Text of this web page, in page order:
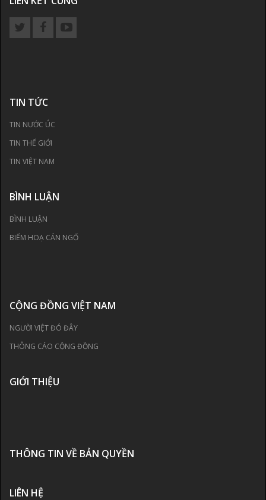
TIN TỨC
TIN NƯỚC ÚC
TIN THẾ GIỚI
TIN VIỆT NAM
BÌNH LUẬN
BÌNH LUẬN
BIẾM HOẠ CÁN NGỐ
CỘNG ĐỒNG VIỆT NAM
NGƯỜI VIỆT ĐÓ ĐÂY
THÔNG CÁO CỘNG ĐỒNG
GIỚI THIỆU
THÔNG TIN VỀ BẢN QUYỀN
LIÊN HỆ